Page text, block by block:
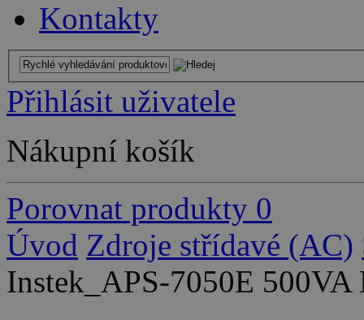
Kontakty
Přihlásit uživatele
Nákupní košík
Porovnat produkty 0
Úvod Zdroje střídavé (AC)
Instek_APS-7050E